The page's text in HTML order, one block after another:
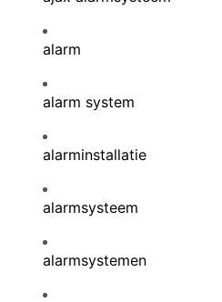
alarm
alarm system
alarminstallatie
alarmsysteem
alarmsystemen